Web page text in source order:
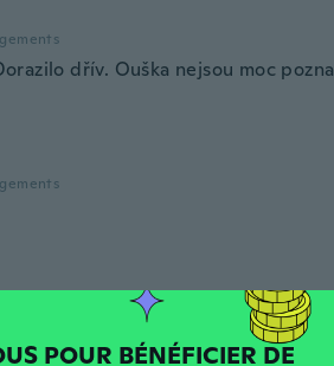
dřív. Ouška nejsou moc